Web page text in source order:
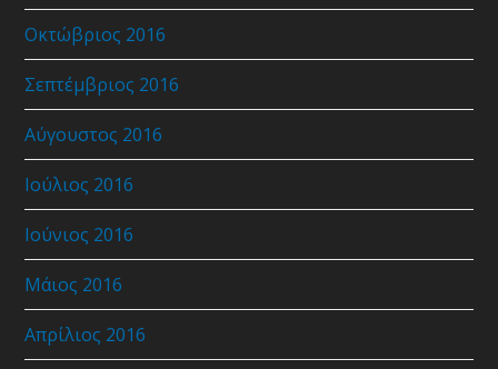
Οκτώβριος 2016
Σεπτέμβριος 2016
Αύγουστος 2016
Ιούλιος 2016
Ιούνιος 2016
Μάιος 2016
Απρίλιος 2016